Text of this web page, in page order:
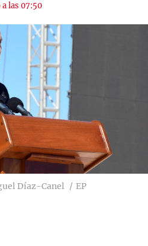
las 07:50
Díaz-Canel EP